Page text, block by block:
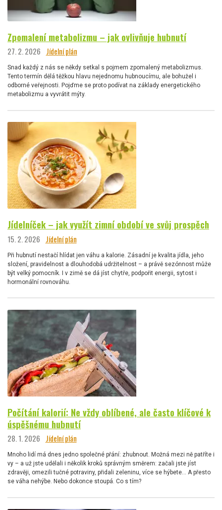
Zpomalení metabolizmu – jak ovlivňuje hubnutí
27. 2. 2026 Jídelní plán
Snad každý z nás se někdy setkal s pojmem zpomalený metabolizmus.
Tento termín dělá těžkou hlavu nejednomu hubnoucímu, ale bohužel i
odborné veřejnosti. Pojďme se proto podívat na základy energetického
metabolizmu a vyvrátit mýty.
Jídelníček – jak využít zimní období ve svůj prospěch
15. 2. 2026 Jídelní plán
Při hubnutí nestačí hlídat jen váhu a kalorie. Zásadní je kvalita jídla, jeho
složení, pravidelnost a dlouhodobá udržitelnost – a právě sezónnost může
být velký pomocník. I v zimě se dá jíst chytře, podpořit energii, sytost i
hormonální rovnováhu.
Počítání kalorií: Ne vždy oblíbené, ale často klíčové k
úspěšnému hubnutí
28. 1. 2026 Jídelní plán
Mnoho lidí má dnes jedno společné přání: zhubnout. Možná mezi ně patříte i
vy – a už jste udělali i několik kroků správným směrem: začali jste jíst
zdravěji, omezili tučné potraviny, přidali zeleninu, více se hýbete… A přesto
se váha nehýbe. Nebo dokonce stoupá. Co s tím?